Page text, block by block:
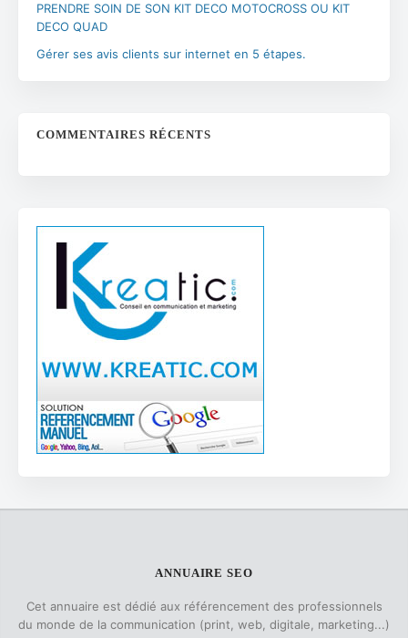
PRENDRE SOIN DE SON KIT DECO MOTOCROSS OU KIT
DECO QUAD
Gérer ses avis clients sur internet en 5 étapes.
COMMENTAIRES RÉCENTS
ANNUAIRE SEO
Cet annuaire est dédié aux référencement des professionnels
du monde de la communication (print, web, digitale, marketing...)